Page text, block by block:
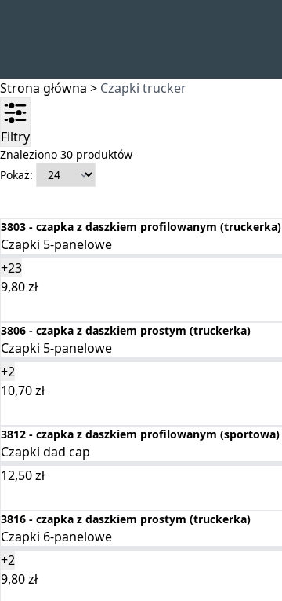
Strona główna > Czapki trucker
Filtry
Znaleziono 30 produktów
Pokaż:
3803 - czapka z daszkiem profilowanym (truckerka)
Czapki 5-panelowe
+23
9,80zł
3806 - czapka z daszkiem prostym (truckerka)
Czapki 5-panelowe
+2
10,70zł
3812 - czapka z daszkiem profilowanym (sportowa)
Czapki dad cap
12,50zł
3816 - czapka z daszkiem prostym (truckerka)
Czapki 6-panelowe
+2
9,80zł